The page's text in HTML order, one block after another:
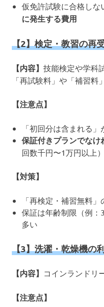
仮免許試験に合格しな
に発生する費用
【2】検定・教習の再
【内容】 技能検定や学科
「再試験料」や「補習料」
【注意点】
「初回分は含まれる」
保証付きプランでなけ
回数千円〜1万円以上）
【対策】
「再検定・補習無料
保証は年齢制限（例
多い
【3】洗濯・乾燥機の
【内容】 コインランドリ
【注意点】